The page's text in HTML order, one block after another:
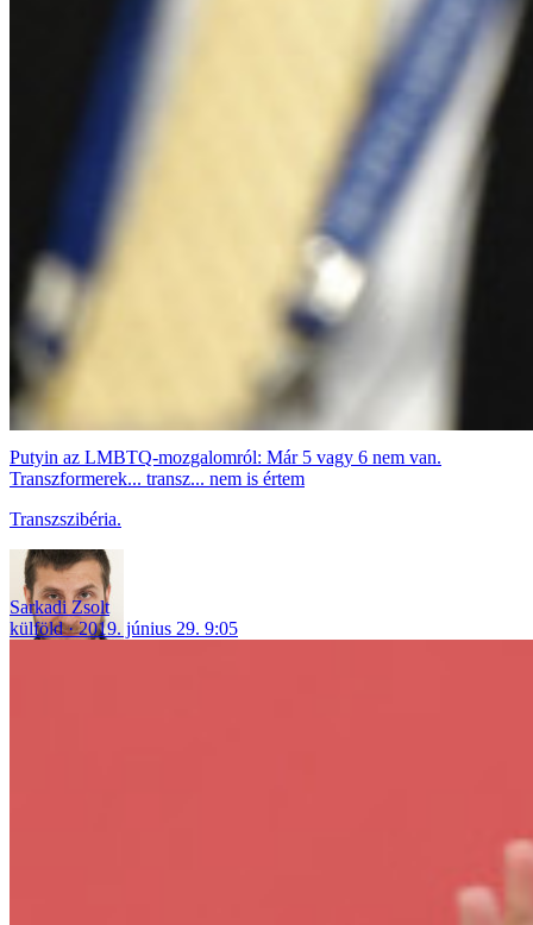
Putyin az LMBTQ-mozgalomról: Már 5 vagy 6 nem van.
Transzformerek... transz... nem is értem
Transzszibéria.
Sarkadi Zsolt
külföld
2019. június 29. 9:05